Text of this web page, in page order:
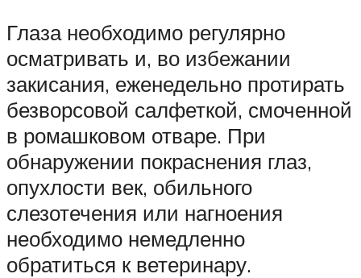
Глаза необходимо регулярно
осматривать и, во избежании
закисания, еженедельно протирать
безворсовой салфеткой, смоченной
в ромашковом отваре. При
обнаружении покраснения глаз,
опухлости век, обильного
слезотечения или нагноения
необходимо немедленно
обратиться к ветеринару.